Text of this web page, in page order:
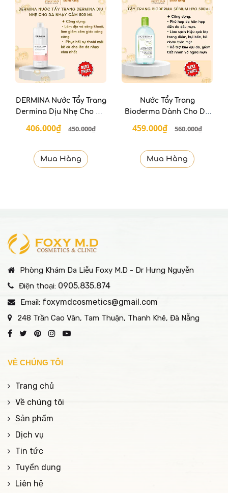
DERMINA Nước Tẩy Trang
Dermina Dịu Nhẹ Cho Da
406.000₫ 450.000₫
Mua Hàng
Nước Tẩy Trang
Bioderma Dành Cho Da
Sébium H2O
459.000₫ 560.000₫
Mua Hàng
Phòng Khám Da Liễu Foxy M.D - Dr Hưng Nguyễn
Điện thoại: 0905.835.874
Email: foxymdcosmetics@gmail.com
248 Trần Cao Vân, Tam Thuận, Thanh Khê, Đà Nẵng
VỀ CHÚNG TÔI
Trang chủ
Về chúng tôi
Sản phẩm
Dịch vụ
Tin tức
Tuyển dụng
Liên hệ